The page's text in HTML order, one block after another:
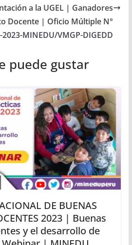
a la UGEL | Ganadores
Docente | Oficio Múltiple N°
2023-MINEDU/VMGP-DIGEDD
puede gustar
DE BUENAS
2023 | Buenas
y el desarrollo de